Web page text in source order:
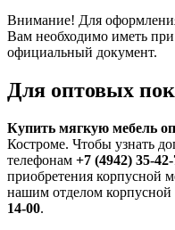
Внимание! Для
Вам необходимо иметь
официальный документ.
Для оптовых
Купить мягкую мебель
Костроме. Чтобы узнать
телефонам +7 (4942) 35-42-
приобретения корпусной
нашим отделом корпусной
14-00.